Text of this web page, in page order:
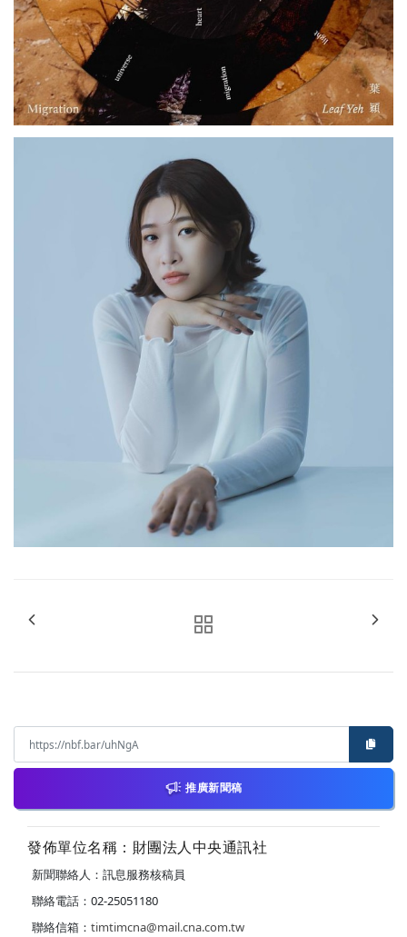
推廣新聞稿
發佈單位名稱：財團法人中央通訊社
新聞聯絡人：訊息服務核稿員
聯絡電話：02-25051180
聯絡信箱： timtimcna@mail.cna.com.tw